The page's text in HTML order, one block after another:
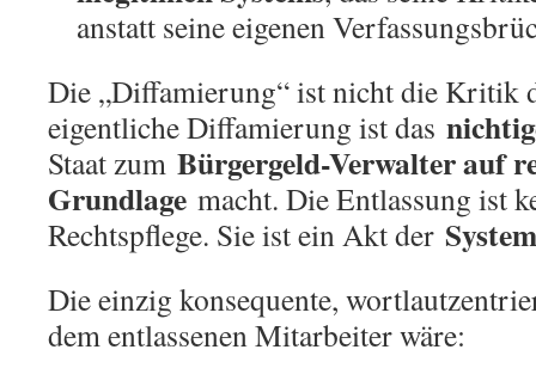
anstatt seine eigenen
Die „Diffamierung“ ist nicht die Kritik
eigentliche Diffamierung ist das
Staat zum Bürgergeld-Verwalter auf
Grundlage macht. Die Entlassung ist
Rechtspflege. Sie ist ein Akt der
Die einzig konsequente,
dem entlassenen Mitarbeiter wäre: